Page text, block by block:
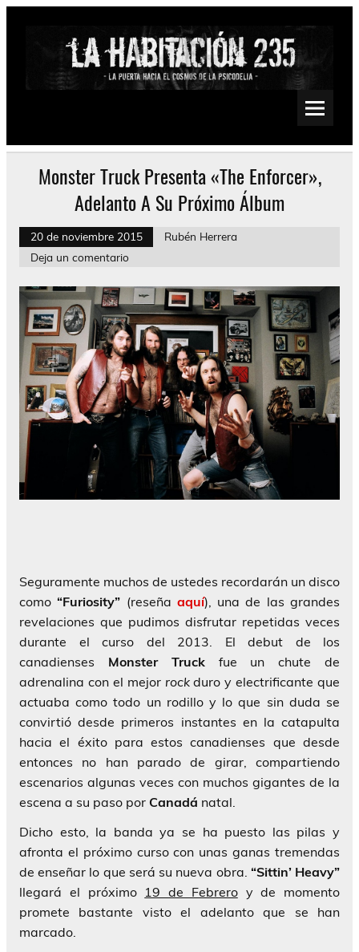
Saltar
Psychedelic, Stoner, Doom, Sludge, Fuzz, Space, Drone
Monster Truck Presenta «The Enforcer»,
Adelanto A Su Próximo Álbum
20 de noviembre 2015
Rubén Herrera
Deja un comentario
Seguramente muchos de ustedes recordarán un disco
como“Furiosity” (reseña aquí), una de las grandes
revelaciones que pudimos disfrutar repetidas veces
durante el curso del 2013. El debut de los
canadienses Monster Truckfue un chute de
adrenalina con el mejor rockduro y electrificante que
actuaba como todo un rodillo y lo que sin duda se
convirtió desde primeros instantes en la catapulta
hacia el éxito para estos canadienses que desde
entonces no han parado de girar, compartiendo
escenarios algunas veces con muchos gigantes de la
escena a su paso por Canadá natal.
Dicho esto, la banda ya se ha puesto las pilas y
afronta el próximo curso con unas ganas tremendas
de enseñar lo que será su nueva obra. “Sittin’ Heavy”
llegará el próximo 19 de Febreroy de momento
promete bastante visto el adelanto que se han
marcado.